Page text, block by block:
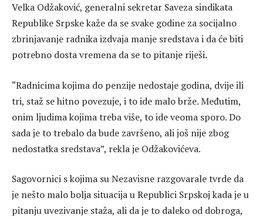
Velka Odžaković, generalni sekretar Saveza sindikata
Republike Srpske kaže da se svake godine za socijalno
zbrinjavanje radnika izdvaja manje sredstava i da će biti
potrebno dosta vremena da se to pitanje riješi.
“Radnicima kojima do penzije nedostaje godina, dvije ili
tri, staž se hitno povezuje, i to ide malo brže. Međutim,
onim ljudima kojima treba više, to ide veoma sporo. Do
sada je to trebalo da bude završeno, ali još nije zbog
nedostatka sredstava”, rekla je Odžakovićeva.
Sagovornici s kojima su Nezavisne razgovarale tvrde da
je nešto malo bolja situacija u Republici Srpskoj kada je u
pitanju uvezivanje staža, ali da je to daleko od dobroga,